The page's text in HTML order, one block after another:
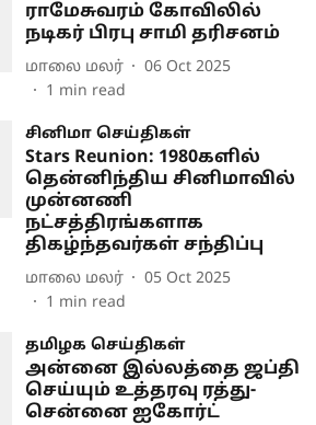
ராமேசுவரம் கோவிலில்
நடிகர் பிரபு சாமி தரிசனம்
மாலை மலர்
06 Oct 2025
1 min read
சினிமா செய்திகள்
Stars Reunion: 1980களில்
தென்னிந்திய சினிமாவில்
முன்னணி
நட்சத்திரங்களாக
திகழ்ந்தவர்கள் சந்திப்பு
மாலை மலர்
05 Oct 2025
1 min read
தமிழக செய்திகள்
அன்னை இல்லத்தை ஜப்தி
செய்யும் உத்தரவு ரத்து-
சென்னை ஐகோர்ட்